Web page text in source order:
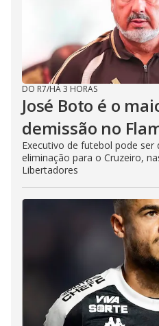
DO R7/HÁ 3 HORAS
José Boto é o
demissão no
Executivo de futebol pode ser
eliminação para o Cruzeiro,
Libertadores